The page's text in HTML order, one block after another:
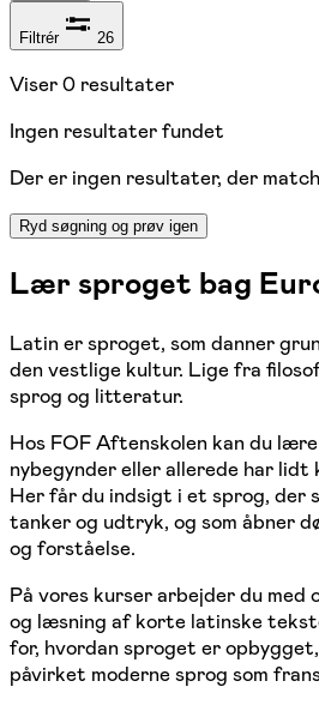
Filtrér 26
Viser0 resultater
Ingen resultater fundet
Der er ingen resultater, der
Ryd søgning og prøv igen
Lær sproget bag
Latin er sproget, som danner
den vestlige kultur. Lige fra
sprog og litteratur.
Hos FOF Aftenskolen kan du
nybegynder eller allerede har
Her får du indsigt i et sprog, der
tanker og udtryk, og som åbner
og forståelse.
På vores kurser arbejder du
og læsning af korte latinske
for, hvordan sproget er
påvirket moderne sprog som